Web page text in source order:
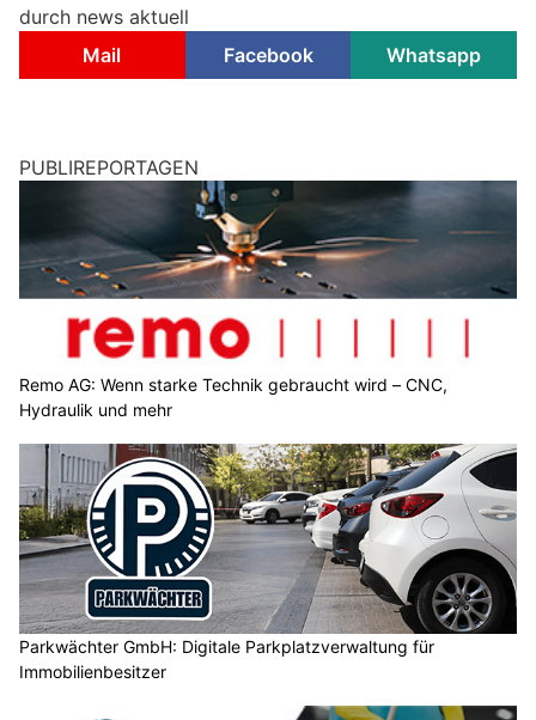
durch news aktuell
Mail
Facebook Whatsapp
PUBLIREPORTAGEN
Remo AG: Wenn starke Technik gebraucht wird – CNC,
Hydraulik und mehr
Parkwächter GmbH: Digitale Parkplatzverwaltung für
Immobilienbesitzer